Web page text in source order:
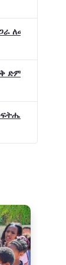
ለመስራት መከሩ፡፡
ድምቀት
ጠቋሚ